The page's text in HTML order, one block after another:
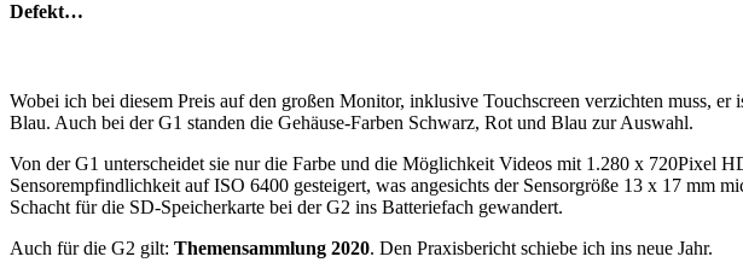
Defekt…
Wobei ich bei diesem Preis auf den großen Monitor, inklusive Touchscreen verzichten muss,
Blau. Auch bei der G1 standen die Gehäuse-Farben Schwarz, Rot und Blau zur Auswahl.
Von der G1 unterscheidet sie nur die Farbe und die Möglichkeit Videos mit 1.280 x 720Pixel
Sensorempfindlichkeit auf ISO 6400 gesteigert, was angesichts der Sensorgröße 13 x 17
Schacht für die SD-Speicherkarte bei der G2 ins Batteriefach gewandert.
Auch für die G2 gilt: Themensammlung 2020. Den Praxisbericht schiebe ich ins neue Jahr.